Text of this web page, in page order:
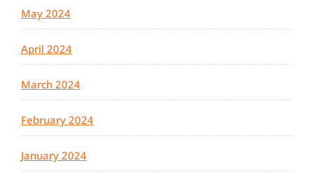
May 2024
April 2024
March 2024
February 2024
January 2024